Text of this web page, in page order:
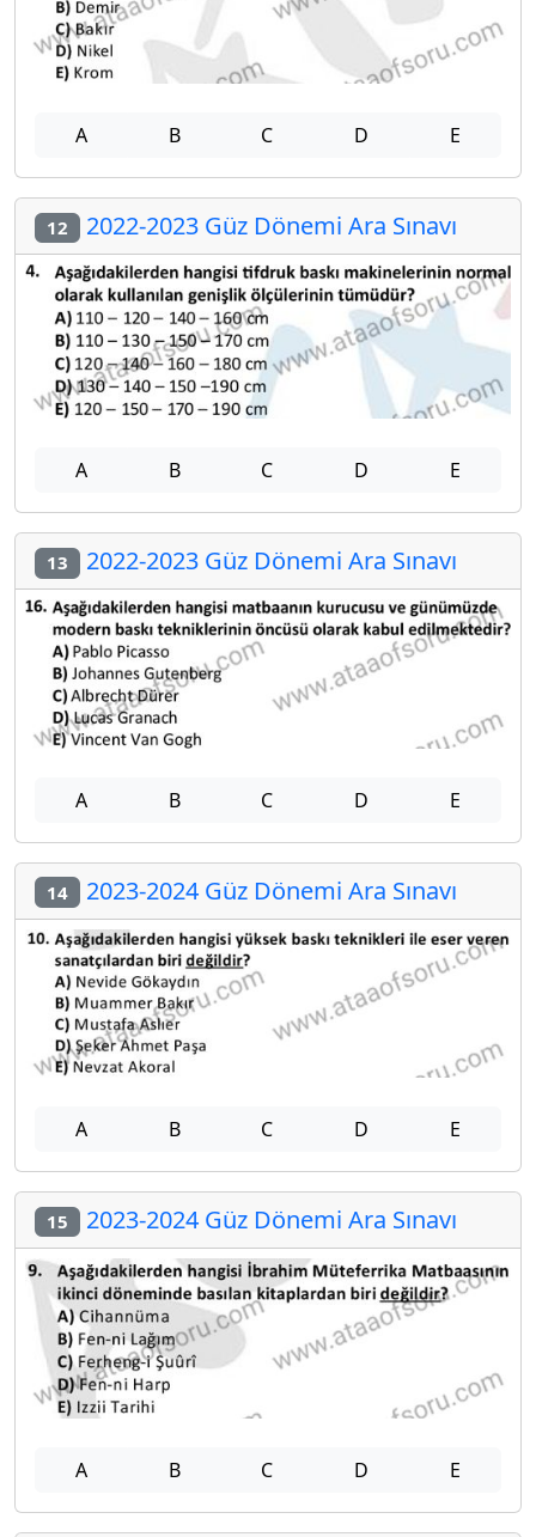
A B C D E
12 2022-2023 Güz Dönemi Ara Sınavı
A B C D E
13 2022-2023 Güz Dönemi Ara Sınavı
A B C D E
14 2023-2024 Güz Dönemi Ara Sınavı
A B C D E
15 2023-2024 Güz Dönemi Ara Sınavı
A B C D E